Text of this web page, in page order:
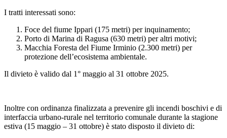
I tratti interessati sono:
Foce del fiume Ippari (175 metri) per inquinamento;
Porto di Marina di Ragusa (630 metri) per altri motivi;
Macchia Foresta del Fiume Irminio (2.300 metri) per
protezione dell’ecosistema ambientale.
Il divieto è valido dal 1° maggio al 31 ottobre 2025.
Inoltre con ordinanza finalizzata a prevenire gli incendi boschivi e di
interfaccia urbano-rurale nel territorio comunale durante la stagione
estiva (15 maggio – 31 ottobre) è stato disposto il divieto di: